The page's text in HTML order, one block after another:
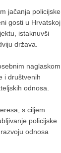
jačanja policijske
gosti u Hrvatskoj,
istaknuvši
država.
naglaskom
i društvenih
odnosa.
s ciljem
policijske
odnosa